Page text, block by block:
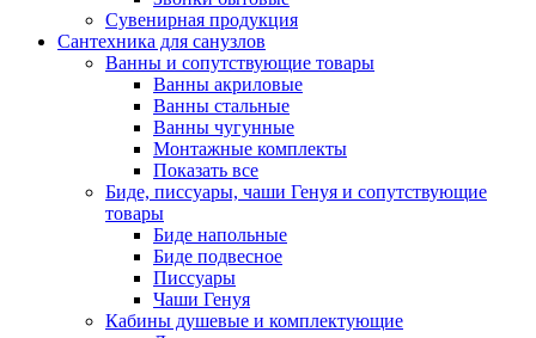
Сувенирная продукция
Сантехника для санузлов
Ванны и сопутствующие товары
Ванны акриловые
Ванны стальные
Ванны чугунные
Монтажные комплекты
Показать все
Биде, писсуары, чаши Генуя и сопутствующие
товары
Биде напольные
Биде подвесное
Писсуары
Чаши Генуя
Кабины душевые и комплектующие